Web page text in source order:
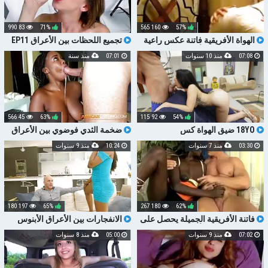
الهواة الأفريقية فاتنة عكس راعية
البقر سخيف بين الأعراق
57%
160 565
تجميع اللحظات بين الأعراق EP11
71%
83 990
54%
92 115
07:08 منذ 10 سنوات
ضخمة الثدي فوضوي بين الأعراق
الصب من الشباب وقحة الأفريقية
63%
45 566
07:01 منذ سنة
فاتنة الأفريقية الجميلة يحصل على
بعض الجنس بين الأعراق المتشددين
62%
180 267
03:30 منذ 7 سنوات
الانفجارات بين الأعراق الأبنوس
الطبيعية بين الأعراق
65%
197 180
10:24 منذ 9 سنوات
07:02 منذ 9 سنوات 05:00 منذ 8 سنوات